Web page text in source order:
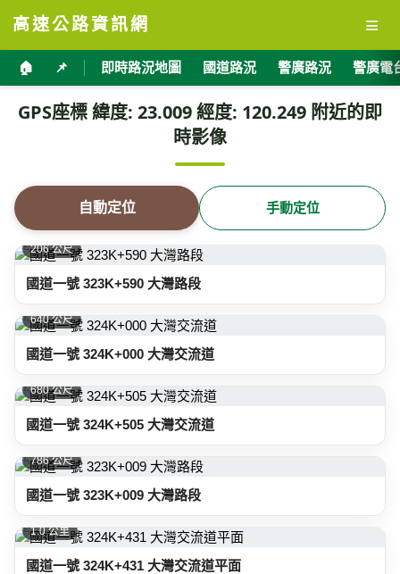
高速公路資訊網 ≡
🏠 📌 即時路況地圖 國道路況 警廣路況 警廣電
GPS座標 緯度: 23.009 經度: 120.249 附近的即
時影像
自動定位 手動定位
206 公尺
國道一號 323K+590 大灣路段
640 公尺
國道一號 324K+000 大灣交流道
680 公尺
國道一號 324K+505 大灣交流道
786 公尺
國道一號 323K+009 大灣路段
1.0 公里
國道一號 324K+431 大灣交流道平面